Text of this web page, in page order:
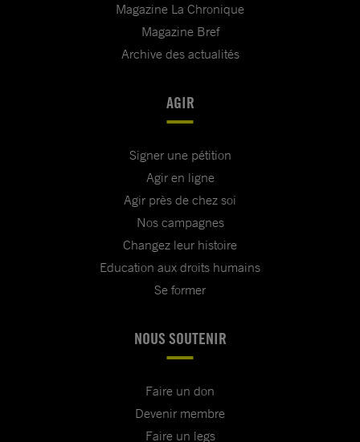
Magazine La Chronique
Magazine Bref
Archive des actualités
AGIR
Signer une pétition
Agir en ligne
Agir près de chez soi
Nos campagnes
Changez leur histoire
Education aux droits humains
Se former
NOUS SOUTENIR
Faire un don
Devenir membre
Faire un legs